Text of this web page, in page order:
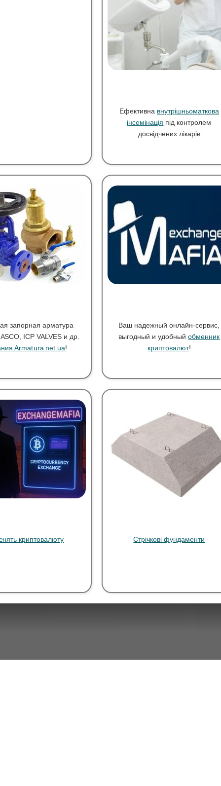
Ефективна внутрішньоматкова
інсемінація під контролем
досвідчених лікарів
запорная арматура
ICP VALVES и др.
Armatura.net.ua!
Ваш надежный онлайн-сервис,
выгодный и удобныйобменник
криптовалют!
криптовалюту Стрічкові фундаменти